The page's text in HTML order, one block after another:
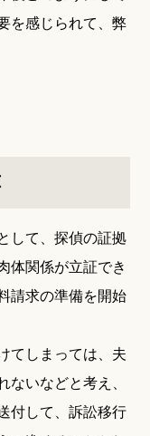
を感じられて、弊
して、探偵の証拠
体関係が立証でき
請求の準備を開始
てしまっては、夫
いなどと考え、
付して、訴訟移行